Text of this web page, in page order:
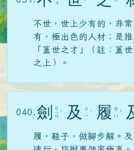
ㄨ
不世，世上少有的，非
有，極出色的人材；是
「蓋世之才」（註：蓋
之上）。
040. 劍 ㄐ
ㄧ
ㄢ
ˋ 及
ㄐ
ㄧ ˊ 履 ㄌ
ㄩ ˇ
履，鞋子，做腳步解。